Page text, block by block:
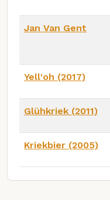
Jan Van Gent
Yell'oh (2017)
Glühkriek (2011)
Kriekbier (2005)